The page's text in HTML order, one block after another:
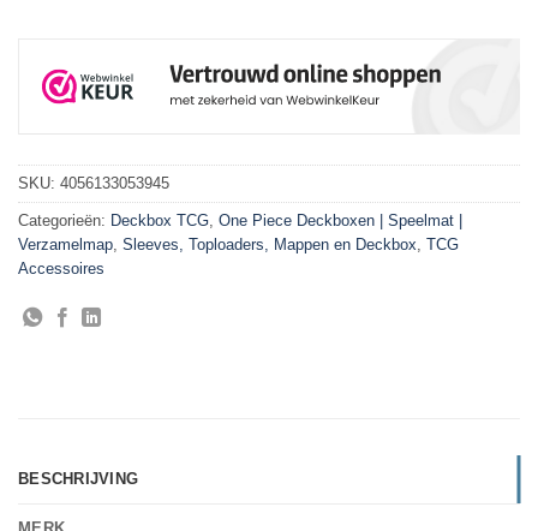
SKU: 4056133053945
Categorieën: Deckbox TCG One Piece Deckboxen | Speelmat |
Verzamelmap Sleeves, Toploaders, Mappen en Deckbox TCG
Accessoires
BESCHRIJVING